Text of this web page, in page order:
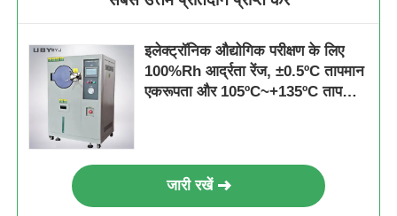
इलेक्ट्रॉनिक औद्योगिक परीक्षण के लिए
100%Rh आर्द्रता रेंज, ±0.5ºC तापमान
एकरूपता और 105ºC~+135ºC तापमान
जारी रखें